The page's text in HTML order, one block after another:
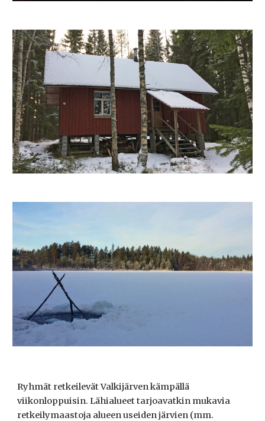
Ryhmät retkeilevät Valkijärven kämpällä
viikonloppuisin. Lähialueet tarjoavatkin mukavia
retkeilymaastoja alueen useiden järvien (mm.